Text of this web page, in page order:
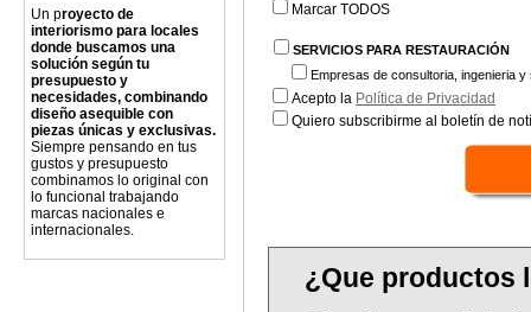
Un proyecto de
interiorismo para locales
donde buscamos una
solución según tu
presupuesto y
necesidades, combinando
diseño asequible con
piezas únicas y exclusivas.
Siempre pensando en tus
gustos y presupuesto
combinamos lo original con
lo funcional trabajando
marcas nacionales e
internacionales.
Marcar TODOS
SERVICIOS PARA RESTAURACIÓN
Empresas de consultoria, ingenieria y
Acepto la Política de Privacidad
Quiero subscribirme al boletín de
¿Que productos